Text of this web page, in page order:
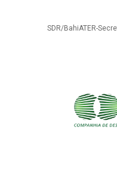
SDR/BahiATER-